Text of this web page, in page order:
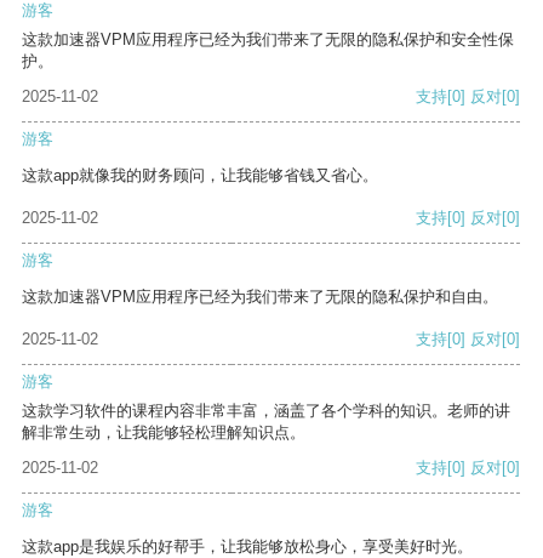
游客
这款加速器VPM应用程序已经为我们带来了无限的隐私保护和安全性保
护。
2025-11-02
支持[0] 反对[0]
游客
这款app就像我的财务顾问，让我能够省钱又省心。
2025-11-02 支持[0] 反对[0]
游客
这款加速器VPM应用程序已经为我们带来了无限的隐私保护和自由。
2025-11-02 支持[0] 反对[0]
游客
这款学习软件的课程内容非常丰富，涵盖了各个学科的知识。老师的讲
解非常生动，让我能够轻松理解知识点。
2025-11-02
支持[0] 反对[0]
游客
这款app是我娱乐的好帮手，让我能够放松身心，享受美好时光。